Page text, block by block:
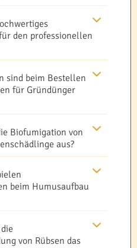
den professionellen
sind beim Bestellen
für Gründünger
Biofumigation von
aus?
beim Humusaufbau
von Rübsen das